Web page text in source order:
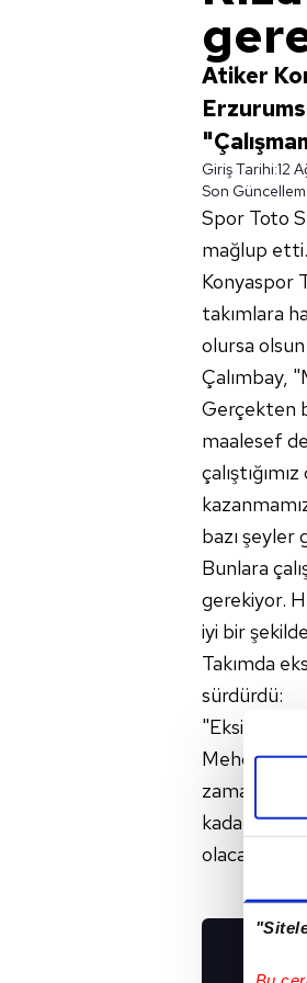
Atiker
Giriş Tarihi:12
Son
Spor Toto
mağlup etti.
Konyaspor
takımlara
olursa olsun
Çalımbay,
Gerçekten
maalesef
bazı şeyler
Bunlara
gerekiyor.
iyi bir
Takımda
sürdürdü:
Mehdi'nin
zaman
kadar iyi